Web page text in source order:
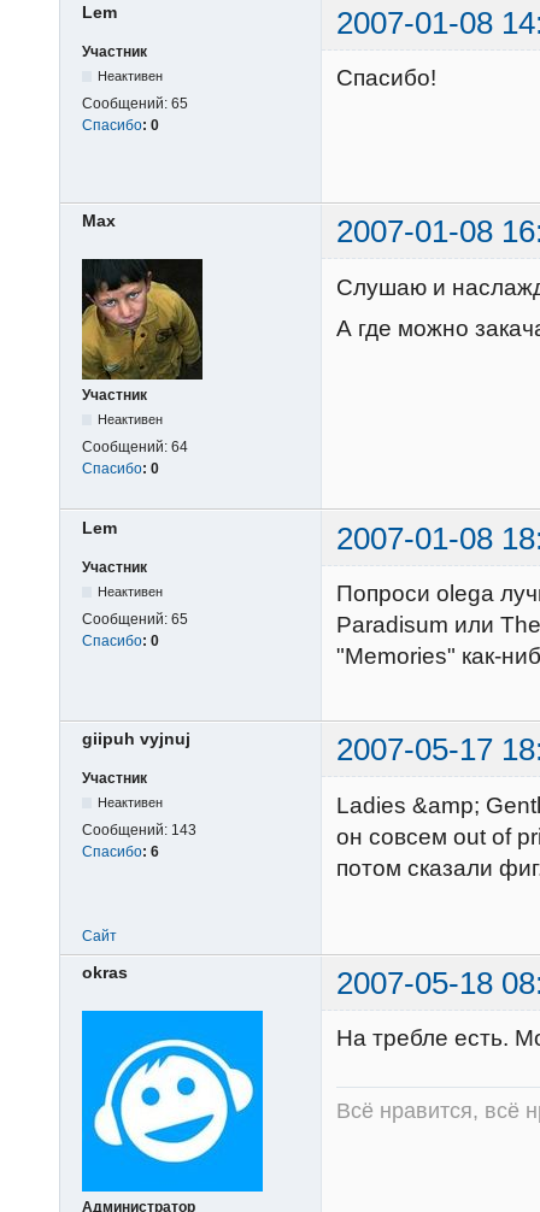
Lem 2007-01-08
Участник
Неактивен
Сообщений: 65
Спасибо: 0
Спасибо!
Max 2007-01-08
Участник
Неактивен
Сообщений: 64
Спасибо: 0
Слушаю и
А где можно
Lem 2007-01-08
Участник
Неактивен
Сообщений: 65
Спасибо: 0
Попроси olega
Paradisum или
"Memories" как-
giipuh vyjnuj 2007-05-17
Участник
Неактивен
Сообщений: 143
Спасибо: 6
Ladies &amp;
он совсем out of
потом сказали
Сайт
okras 2007-05-18
Администратор
На требле есть.
Всё нравится, всё